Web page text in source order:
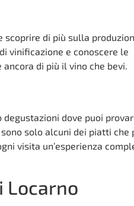
scoprire di più sulla
vinificazione e conoscere le
di più il vino che bevi.
degustazioni dove puoi
solo alcuni dei piatti che
visita un’esperienza
Locarno